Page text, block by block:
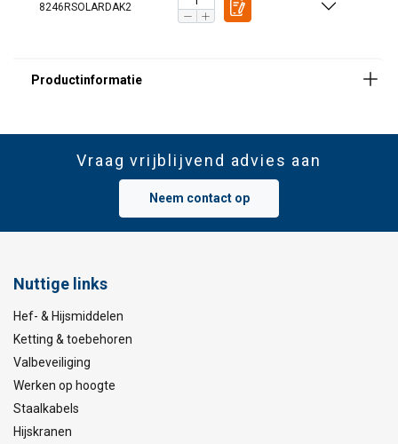
8246RSOLARDAK2
Vraag vrijblijvend advies aan
Neem contact op
Nuttige links
Hef- & Hijsmiddelen
Ketting & toebehoren
Valbeveiliging
Werken op hoogte
Staalkabels
Hijskranen